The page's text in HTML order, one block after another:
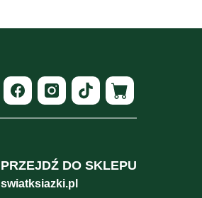
PRZEJDŹ DO SKLEPU
swiatksiazki.pl